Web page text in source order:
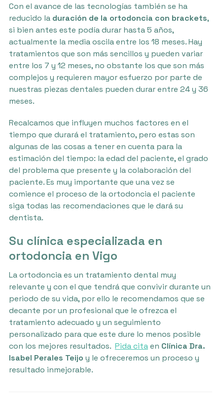
Con el avance de las tecnologías también se ha
reducido la duración de la ortodoncia con brackets,
si bien antes este podía durar hasta 5 años,
actualmente la media oscila entre los 18 meses. Hay
tratamientos que son más sencillos y pueden variar
entre los 7 y 12 meses, no obstante los que son más
complejos y requieren mayor esfuerzo por parte de
nuestras piezas dentales pueden durar entre 24 y 36
meses.
Recalcamos que influyen muchos factores en el
tiempo que durará el tratamiento, pero estas son
algunas de las cosas a tener en cuenta para la
estimación del tiempo: la edad del paciente, el grado
del problema que presente y la colaboración del
paciente. Es muy importante que una vez se
comience el proceso de la ortodoncia el paciente
siga todas las recomendaciones que le dará su
dentista.
Su clínica especializada en
ortodoncia en Vigo
La ortodoncia es un tratamiento dental muy
relevante y con el que tendrá que convivir durante un
periodo de su vida, por ello le recomendamos que se
decante por un profesional que le ofrezca el
tratamiento adecuado y un seguimiento
personalizado para que este dure lo menos posible
con los mejores resultados. Pida citaen Clínica Dra.
Isabel Perales Teijo y le ofreceremos un proceso y
resultado inmejorable.